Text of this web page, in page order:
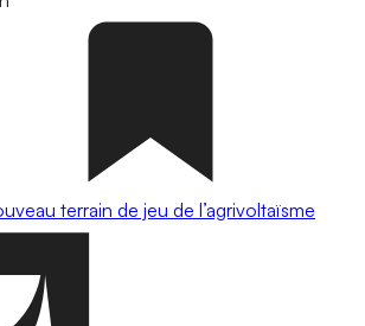
terrain de jeu de l’agrivoltaïsme